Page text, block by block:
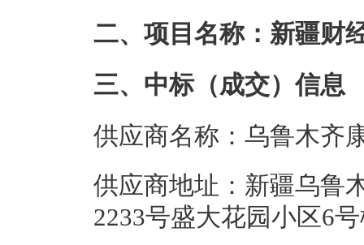
二、项目名称：新疆财
三、中标（成交）信息
供应商名称：乌鲁木齐
供应商地址：新疆乌鲁
2233号盛大花园小区6